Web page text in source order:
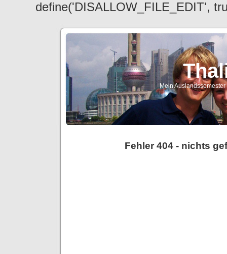
define('DISALLOW_FILE_EDIT',
Mein
Fehler 404 - nichts